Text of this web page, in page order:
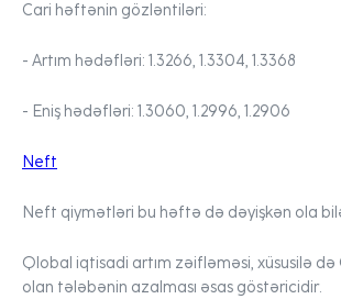
Cari həftənin gözləntiləri:
- Artım hədəfləri: 1.3266, 1.3304, 1.3368
- Eniş hədəfləri: 1.3060, 1.2996, 1.2906
Neft
Neft qiymətləri bu həftə də dəyişkən ola
Qlobal iqtisadi artım zəifləməsi, xüsusilə
olan tələbənin azalması əsas göstəricidir.